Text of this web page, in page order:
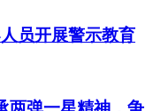
员开展警示教育